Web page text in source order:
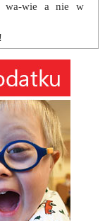
wa-wie a nie w